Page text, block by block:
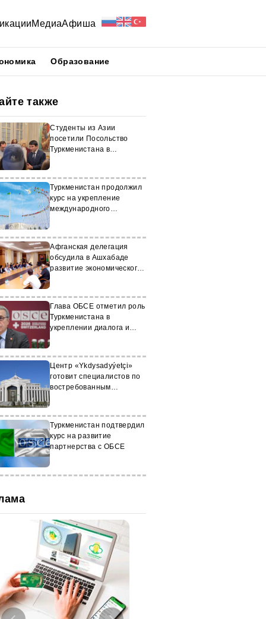
МедиаАфиша
Образование
также
Студенты из Азии
посетили Посольство
Туркменистана в
Туркменистан продолжил
курс на укрепление
международного
Афганская делегация
обсудила в Ашхабаде
развитие экономического
Глава ОБСЕ отметил роль
Туркменистана в
укреплении диалога и
Центр «Ykdysadyýetçi»
готовит специалистов по
востребованным
Туркменистан подтвердил
курс на развитие
партнерства с ОБСЕ